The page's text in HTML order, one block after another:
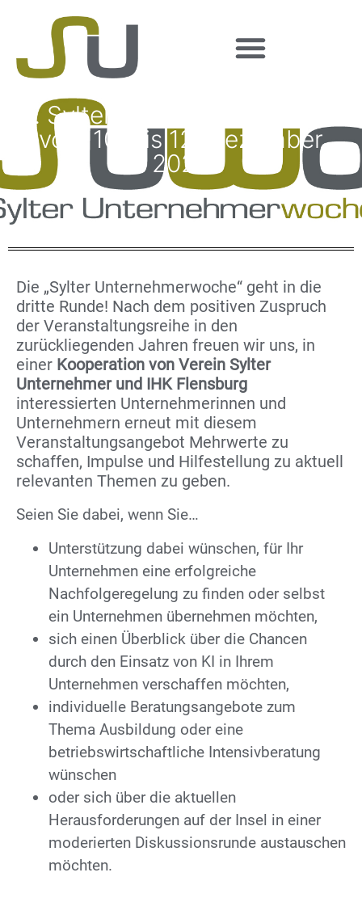
3. Sylter Unternehmerwoche
vom 10. bis 12. Dezember
2024
Die „Sylter Unternehmerwoche“ geht in die
dritte Runde! Nach dem positiven Zuspruch
der Veranstaltungsreihe in den
zurückliegenden Jahren freuen wir uns, in
einer Kooperation von Verein Sylter
Unternehmer und IHK Flensburg
interessierten Unternehmerinnen und
Unternehmern erneut mit diesem
Veranstaltungsangebot Mehrwerte zu
schaffen, Impulse und Hilfestellung zu aktuell
relevanten Themen zu geben.
Seien Sie dabei, wenn Sie…
Unterstützung dabei wünschen, für Ihr
Unternehmen eine erfolgreiche
Nachfolgeregelung zu finden oder selbst
ein Unternehmen übernehmen möchten,
sich einen Überblick über die Chancen
durch den Einsatz von KI in Ihrem
Unternehmen verschaffen möchten,
individuelle Beratungsangebote zum
Thema Ausbildung oder eine
betriebswirtschaftliche Intensivberatung
wünschen
oder sich über die aktuellen
Herausforderungen auf der Insel in einer
moderierten Diskussionsrunde austauschen
möchten.